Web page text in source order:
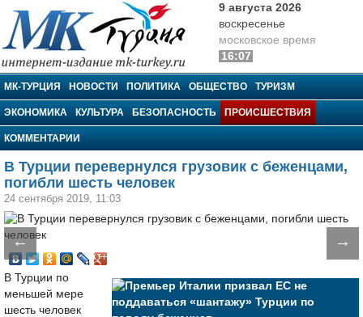
МК-Турция
9 августа 2026
воскресенье
московское время
16:07
МК-ТУРЦИЯ НОВОСТИ ПОЛИТИКА ОБЩЕСТВО ТУРИЗМ
ЭКОНОМИКА КУЛЬТУРА БЕЗОПАСНОСТЬ ПРОИСШЕСТВИЯ
КОММЕНТАРИИ
В Турции перевернулся грузовик с беженцами,
погибли шесть человек
24 сентября 2019, 11:03
← →
В Турции по
меньшей мере
шесть человек